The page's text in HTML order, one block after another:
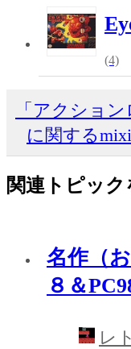
(4)
「アクショ
に関する
関連トピック
名作（
８＆
レ